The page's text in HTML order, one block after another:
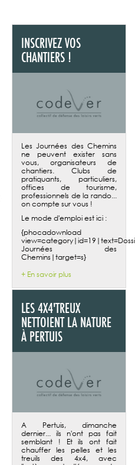
INSCRIVEZ VOS
CHANTIERS !
Les Journées des Chemins
ne peuvent exister sans
vous, organisateurs de
chantiers. Clubs de
pratiquants, particuliers,
offices de tourisme,
professionnels de la rando...
on compte sur vous !
Le mode d'emploi est ici :
{phocadownload
Journées des
Chemins|target=s}
+ En savoir plus
LES 4X4'TREUX
NETTOIENT LA NATURE
À PERTUIS
A Pertuis, dimanche
dernier... ils n'ont pas fait
semblant ! Et ils ont fait
chauffer les pelles et les
treuils des 4x4, avec